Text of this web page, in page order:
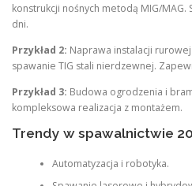
konstrukcji nośnych metodą MIG/
dni.
Przykład 2: Naprawa instalacji
spawanie TIG stali nierdzewnej.
Przykład 3: Budowa ogrodzenia i
kompleksowa realizacja z montażem.
Trendy w spawalnictwie
Automatyzacja i robotyka.